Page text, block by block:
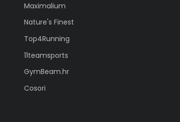
Maximalium
Nature's Finest
Top4Running
11teamsports
GymBeam.hr
Cosori